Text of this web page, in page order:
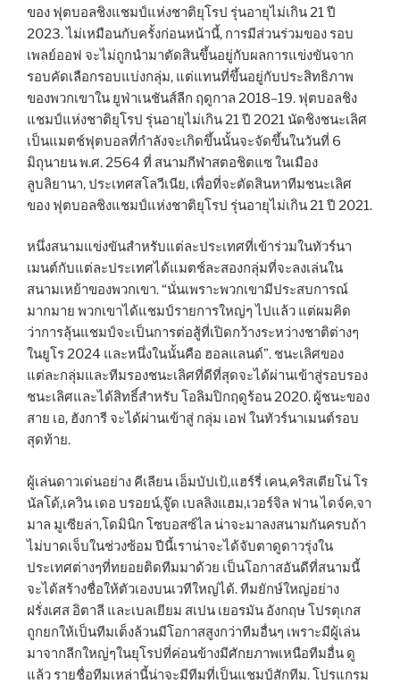
ของ ฟุตบอลชิงแชมป์แห่งชาติยุโรป รุ่นอายุไม่เกิน 21 ปี
2023. ไม่เหมือนกับครั้งก่อนหน้านี้, การมีส่วนร่วมของ รอบ
เพลย์ออฟ จะไม่ถูกนำมาตัดสินขึ้นอยู่กับผลการแข่งขันจาก
รอบคัดเลือกรอบแบ่งกลุ่ม, แต่แทนที่ขึ้นอยู่กับประสิทธิภาพ
ของพวกเขาใน ยูฟ่าเนชันส์ลีก ฤดูกาล 2018–19. ฟุตบอลชิง
แชมป์แห่งชาติยุโรป รุ่นอายุไม่เกิน 21 ปี 2021 นัดชิงชนะเลิศ
เป็นแมตช์ฟุตบอลที่กำลังจะเกิดขึ้นนั้นจะจัดขึ้นในวันที่ 6
มิถุนายน พ.ศ. 2564 ที่ สนามกีฬาสตอชิตแซ ในเมือง
ลูบลิยานา, ประเทศสโลวีเนีย, เพื่อที่จะตัดสินหาทีมชนะเลิศ
ของ ฟุตบอลชิงแชมป์แห่งชาติยุโรป รุ่นอายุไม่เกิน 21 ปี 2021.
หนึ่งสนามแข่งขันสำหรับแต่ละประเทศที่เข้าร่วมในทัวร์นา
เมนต์กับแต่ละประเทศได้แมตช์ละสองกลุ่มที่จะลงเล่นใน
สนามเหย้าของพวกเขา. “นั่นเพราะพวกเขามีประสบการณ์
มากมาย พวกเขาได้แชมป์รายการใหญ่ๆ ไปแล้ว แต่ผมคิด
ว่าการลุ้นแชมป์จะเป็นการต่อสู้ที่เปิดกว้างระหว่างชาติต่างๆ
ในยูโร 2024 และหนึ่งในนั้นคือ ฮอลแลนด์”. ชนะเลิศของ
แต่ละกลุ่มและทีมรองชนะเลิศที่ดีที่สุดจะได้ผ่านเข้าสู่รอบรอง
ชนะเลิศและได้สิทธิ์สำหรับ โอลิมปิกฤดูร้อน 2020. ผู้ชนะของ
สาย เอ, ฮังการี จะได้ผ่านเข้าสู่ กลุ่ม เอฟ ในทัวร์นาเมนต์รอบ
สุดท้าย.
ผู้เล่นดาวเด่นอย่าง คีเลียน เอ็มบัปเป้,แฮร์รี่ เคน,คริสเตียโน่ โร
นัลโด้,เควิน เดอ บรอยน์,จู๊ด เบลลิงแฮม,เวอร์จิล ฟาน ไดจ์ค,จา
มาล มูเซียล่า,โดมินิก โซบอสซ์ไล น่าจะมาลงสนามกันครบถ้า
ไม่บาดเจ็บในช่วงซ้อม ปีนี้เราน่าจะได้จับตาดูดาวรุ่งใน
ประเทศต่างๆที่ทยอยติดทีมมาด้วย เป็นโอกาสอันดีที่สนามนี้
จะได้สร้างชื่อให้ตัวเองบนเวทีใหญ่ได้. ทีมยักษ์ใหญ่อย่าง
ฝรั่งเศส อิตาลี และเบลเยียม สเปน เยอรมัน อังกฤษ โปรตุเกส
ถูกยกให้เป็นทีมเต็งล้วนมีโอกาสสูงกว่าทีมอื่นๆ เพราะมีผู้เล่น
มาจากลีกใหญ่ๆในยุโรปที่ค่อนข้างมีศักยภาพเหนือทีมอื่น ดู
แล้ว รายชื่อทีมเหล่านี้น่าจะมีทีมที่เป็นแชมป์สักทีม. โปรแกรม